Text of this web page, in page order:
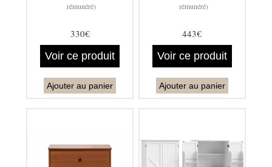
rémunéré)
330€
Voir ce produit
Ajouter au panier
rémunéré)
443€
Voir ce produit
Ajouter au panier